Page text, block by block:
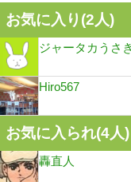
お気に入り(2人)
ジャータカうさ
Hiro567
お気に入られ(4人)
轟直人